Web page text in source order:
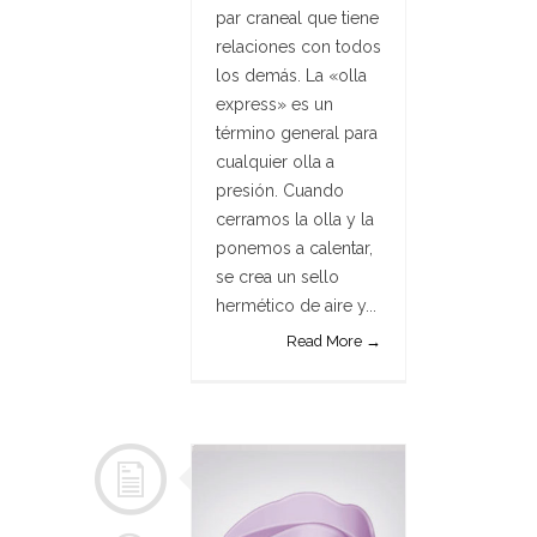
par craneal que tiene
relaciones con todos
los demás. La «olla
express» es un
término general para
cualquier olla a
presión. Cuando
cerramos la olla y la
ponemos a calentar,
se crea un sello
hermético de aire y...
Read More →